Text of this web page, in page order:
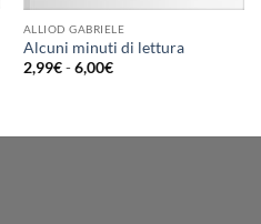
ALLIOD GABRIELE
Alcuni minuti di lettura
2,99€ - 6,00€Fascia
a